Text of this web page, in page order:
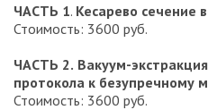
ЧАСТЬ 1. Кесарево сечение
Стоимость: 3600 руб.
ЧАСТЬ 2. Вакуум-
протокола к безупречному
Стоимость: 3600 руб.